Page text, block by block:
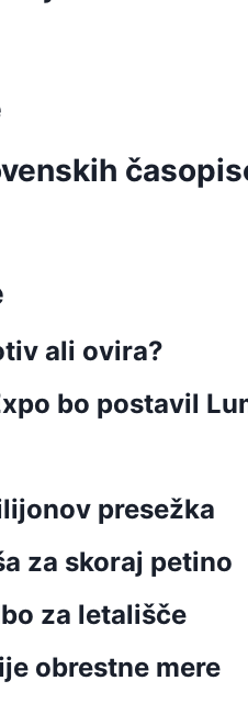
ali ovira?
bo postavil
presežka
za skoraj petino
za letališče
obrestne mere